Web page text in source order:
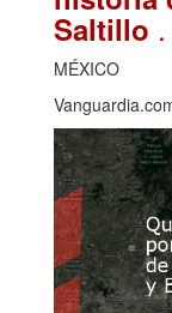
Saltillo
MÉXICO